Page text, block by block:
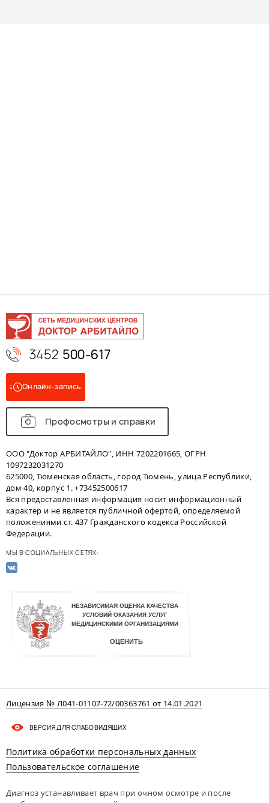
3452 500-617
Онлайн-запись
Профосмотры и справки
ООО "Доктор АРБИТАЙЛО", ИНН 7202201665, ОГРН
1097232031270
625000, Тюменская область, город Тюмень, улица Республики,
дом 40, корпус 1. +73452500617
Вся предоставленная информация носит информационный
характер и не является публичной офертой, определяемой
положениями ст. 437 Гражданского кодекса Российской
Федерации.
МЫ В СОЦИАЛЬНЫХ СЕТЯХ:
Лицензия № Л041-01107-72/00363761 от 14.01.2021
ВЕРСИЯ ДЛЯ СЛАБОВИДЯЩИХ
Политика обработки персональных данных
Пользовательское соглашение
Диагноз устанавливает врач при очном осмотре и после